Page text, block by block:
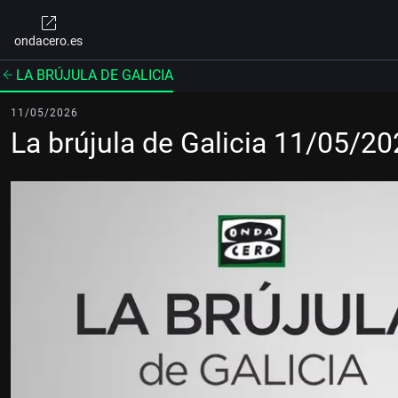
ondacero.es
LA BRÚJULA DE GALICIA
11/05/2026
La brújula de Galicia 11/05/